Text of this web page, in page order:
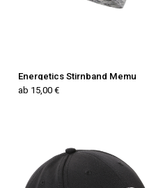
Energetics Stirnband Memu
ab 15,00 €